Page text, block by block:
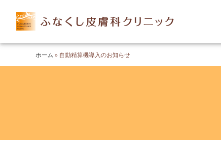
ホーム » 自動精算機導入のお知らせ